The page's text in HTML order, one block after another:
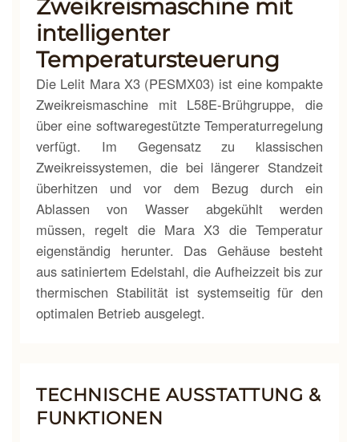
Zweikreismaschine mit
intelligenter
Temperatursteuerung
Die Lelit Mara X3 (PESMX03) ist eine kompakte
Zweikreismaschine mit L58E-Brühgruppe, die
über eine softwaregestützte Temperaturregelung
verfügt. Im Gegensatz zu klassischen
Zweikreissystemen, die bei längerer Standzeit
überhitzen und vor dem Bezug durch ein
Ablassen von Wasser abgekühlt werden
müssen, regelt die Mara X3 die Temperatur
eigenständig herunter. Das Gehäuse besteht
aus satiniertem Edelstahl, die Aufheizzeit bis zur
thermischen Stabilität ist systemseitig für den
optimalen Betrieb ausgelegt.
TECHNISCHE AUSSTATTUNG &
FUNKTIONEN